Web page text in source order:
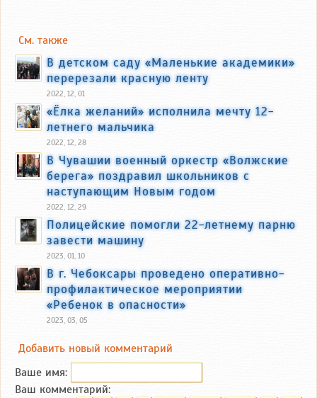
См. также
В детском саду «Маленькие академики»
перерезали красную ленту
2022, 12, 01
«Ёлка желаний» исполнила мечту 12-
летнего мальчика
2022, 12, 28
В Чувашии военный оркестр «Волжские
берега» поздравил школьников с
наступающим Новым годом
2022, 12, 29
Полицейские помогли 22-летнему парню
завести машину
2023, 01, 10
В г. Чебоксары проведено оперативно-
профилактическое мероприятии
«Ребенок в опасности»
2023, 03, 05
Добавить новый комментарий
Ваше имя:
Ваш комментарий: